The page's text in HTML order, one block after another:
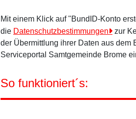
Mit einem Klick auf "BundID-Konto
die Datenschutzbestimmungen
zur
der Übermittlung ihrer Daten aus dem
Serviceportal Samtgemeinde Brome
So funktioniert´s: